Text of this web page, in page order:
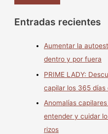
Entradas recientes
Aumentar la
dentro y por fuera
PRIME LADY:
capilar los 365 días
Anomalías
entender y cuidar
rizos